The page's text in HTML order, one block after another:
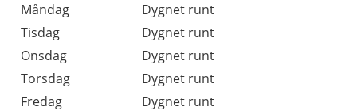
Dag
Öppettider
Kommentarer
Måndag
Dygnet runt
Tisdag
Dygnet runt
Onsdag
Dygnet runt
Torsdag
Dygnet runt
Fredag
Dygnet runt